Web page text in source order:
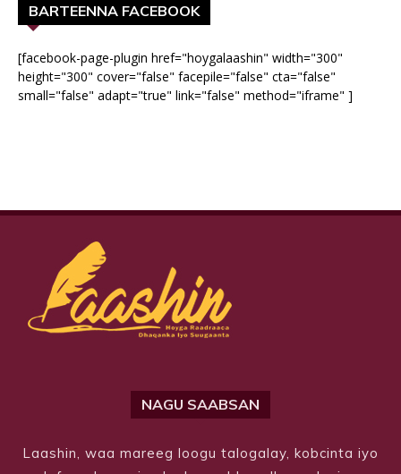
BARTEENNA FACEBOOK
[facebook-page-plugin href="hoygalaashin" width="300"
height="300" cover="false" facepile="false" cta="false"
small="false" adapt="true" link="false" method="iframe" ]
NAGU SAABSAN
Laashin, waa mareeg loogu talogalay, kobcinta iyo